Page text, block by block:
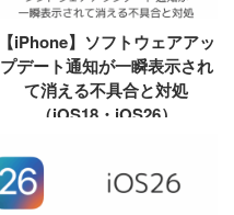
【iPhone】ソフトウェアアッ
プデート通知が一瞬表示され
て消える不具合と対処
（iOS18・iOS26）